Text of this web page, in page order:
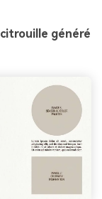
généré